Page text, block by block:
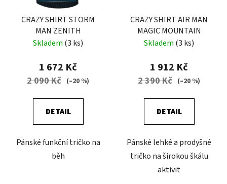
CRAZY SHIRT STORM
MAN ZENITH
Skladem (3 ks)
1 672 Kč
2 090 Kč (–20 %)
DETAIL
Pánské funkční tričko na
běh
CRAZY SHIRT AIR MAN
MAGIC MOUNTAIN
Skladem (3 ks)
1 912 Kč
2 390 Kč (–20 %)
DETAIL
Pánské lehké a prodyšné
tričko na širokou škálu
aktivit